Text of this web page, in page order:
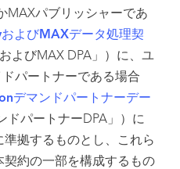
MAXパブリッシャーであ
よびMAXデータ処理契
よびMAX DPA」）に、ユ
パートナーである場合
デマンドパートナーデー
ドパートナーDPA」）に
拠するものとし、これら
約の一部を構成するもの